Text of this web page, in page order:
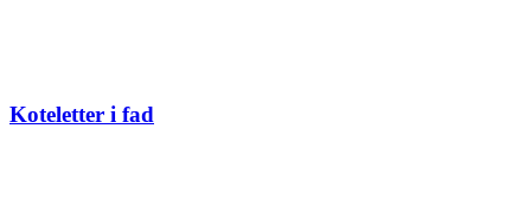
Koteletter i fad